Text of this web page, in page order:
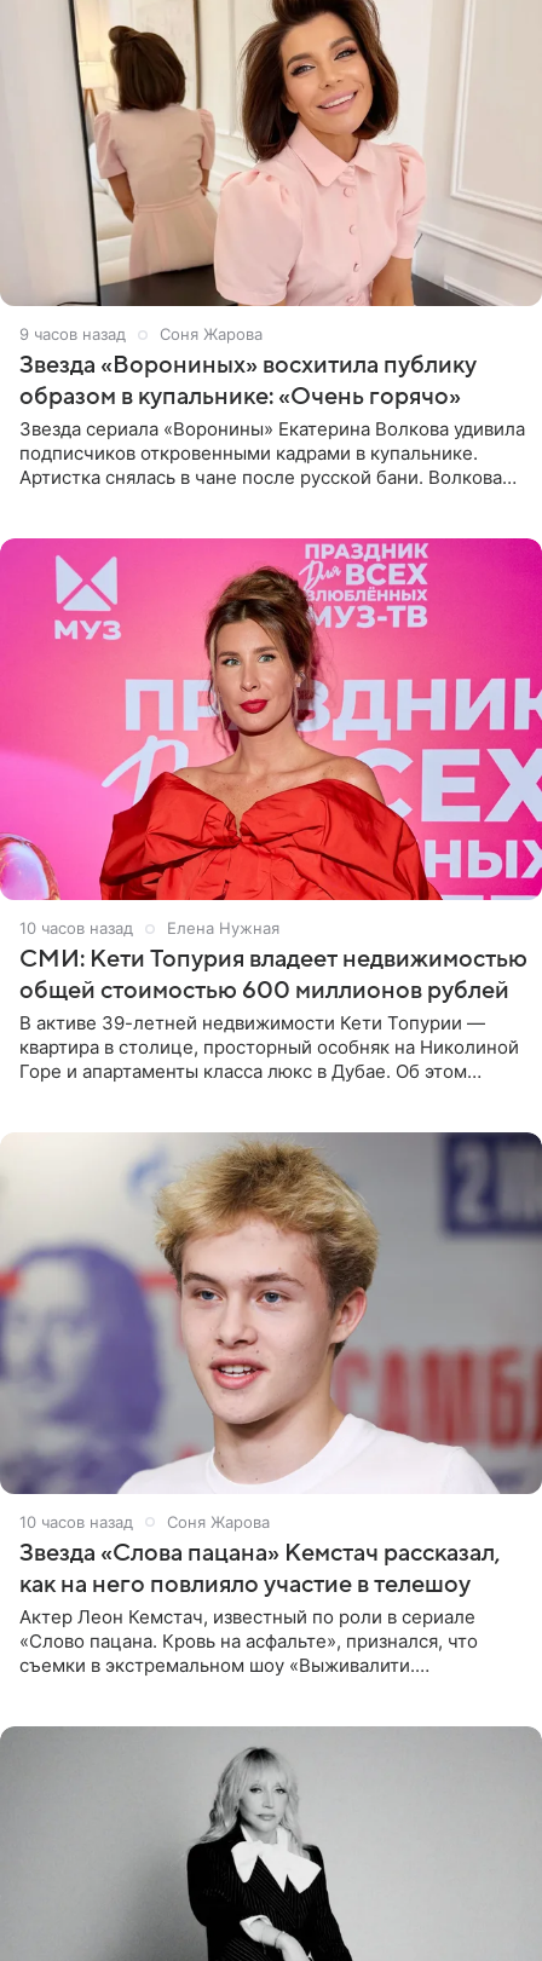
9 часов назад Соня Жарова
Звезда «Ворониных» восхитила публику
образом в купальнике: «Очень горячо»
Звезда сериала «Воронины» Екатерина Волкова удивила
подписчиков откровенными кадрами в купальнике.
Артистка снялась в чане после русской бани. Волкова
10 часов назад Елена Нужная
СМИ: Кети Топурия владеет недвижимостью
общей стоимостью 600 миллионов рублей
В активе 39-летней недвижимости Кети Топурии —
квартира в столице, просторный особняк на Николиной
Горе и апартаменты класса люкс в Дубае. Об этом
10 часов назад Соня Жарова
Звезда «Слова пацана» Кемстач рассказал,
как на него повлияло участие в телешоу
Актер Леон Кемстач, известный по роли в сериале
«Слово пацана. Кровь на асфальте», признался, что
съемки в экстремальном шоу «Выживалити.